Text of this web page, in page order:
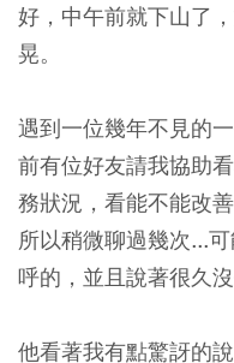
好，中午前就下山了
晃。
遇到一位幾年不見的
前有位好友請我協助
務狀況，看能不能改
所以稍微聊過幾次...
呼的，並且說著很久
他看著我有點驚訝的